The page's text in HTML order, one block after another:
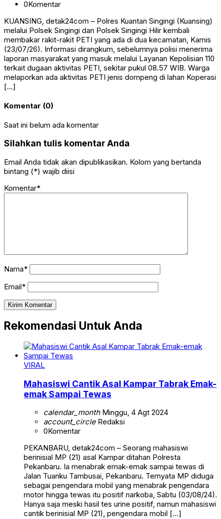
0Komentar
KUANSING, detak24com – Polres Kuantan Singingi (Kuansing)
melalui Polsek Singingi dan Polsek Singingi Hilir kembali
membakar rakit-rakit PETI yang ada di dua kecamatan, Kamis
(23/07/26). Informasi dirangkum, sebelumnya polisi menerima
laporan masyarakat yang masuk melalui Layanan Kepolisian 110
terkait dugaan aktivitas PETI, sekitar pukul 08.57 WIB. Warga
melaporkan ada aktivitas PETI jenis dompeng di lahan Koperasi
[…]
Komentar (0)
Saat ini belum ada komentar
Silahkan tulis komentar Anda
Email Anda tidak akan dipublikasikan. Kolom yang bertanda
bintang (*) wajib diisi
Komentar*
Nama*
Email*
Rekomendasi Untuk Anda
VIRAL
Mahasiswi Cantik Asal Kampar Tabrak Emak-
emak Sampai Tewas
calendar_monthMinggu, 4 Agt 2024
account_circleRedaksi
0Komentar
PEKANBARU, detak24com – Seorang mahasiswi
berinisial MP (21) asal Kampar ditahan Polresta
Pekanbaru. Ia menabrak emak-emak sampai tewas di
Jalan Tuanku Tambusai, Pekanbaru. Ternyata MP diduga
sebagai pengendara mobil yang menabrak pengendara
motor hingga tewas itu positif narkoba, Sabtu (03/08/24).
Hanya saja meski hasil tes urine positif, namun mahasiswi
cantik berinisial MP (21), pengendara mobil […]